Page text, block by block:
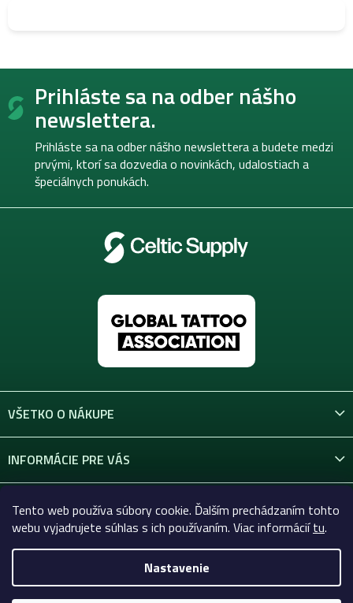
Tento web používa súbory cookie. Ďalším prechádzaním tohto
webu vyjadrujete súhlas s ich používaním. Viac informáciítu.
Nastavenie
Z
Prihláste sa na odber nášho
newslettera.
Prihláste sa na odber nášho newslettera a budete medzi
prvými, ktorí sa dozvedia o novinkách, udalostiach a
špeciálnych ponukách.
VŠETKO O NÁKUPE
INFORMÁCIE PRE VÁS
KONTAKT
Copyright 2026Celtic-Supply.sk | Všetko pre tetovanie a